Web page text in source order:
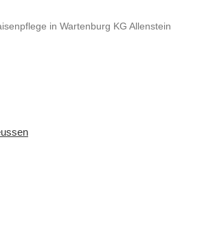
in Wartenburg KG Allenstein